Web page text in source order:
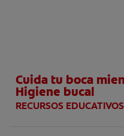
Cuida tu boca
Higiene bucal
RECURSOS EDUCATIVOS